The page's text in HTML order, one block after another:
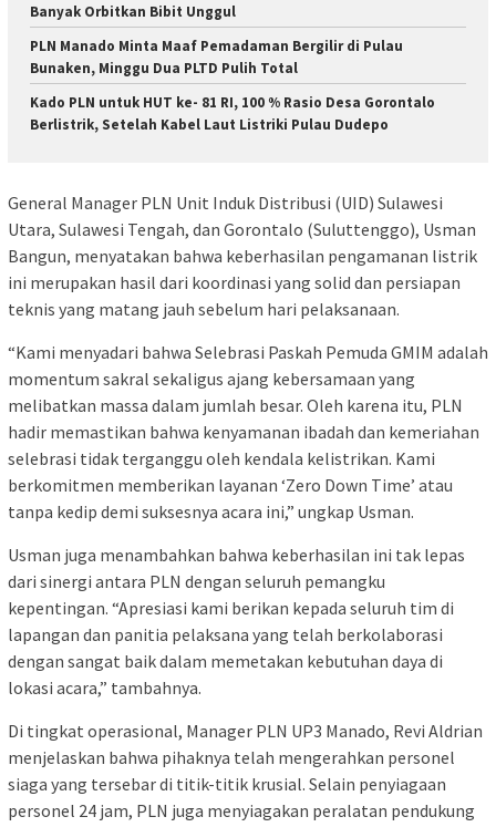
Banyak Orbitkan Bibit Unggul
PLN Manado Minta Maaf Pemadaman Bergilir di Pulau
Bunaken, Minggu Dua PLTD Pulih Total
Kado PLN untuk HUT ke- 81 RI, 100 % Rasio Desa Gorontalo
Berlistrik, Setelah Kabel Laut Listriki Pulau Dudepo
General Manager PLN Unit Induk Distribusi (UID) Sulawesi
Utara, Sulawesi Tengah, dan Gorontalo (Suluttenggo), Usman
Bangun, menyatakan bahwa keberhasilan pengamanan listrik
ini merupakan hasil dari koordinasi yang solid dan persiapan
teknis yang matang jauh sebelum hari pelaksanaan.
“Kami menyadari bahwa Selebrasi Paskah Pemuda GMIM adalah
momentum sakral sekaligus ajang kebersamaan yang
melibatkan massa dalam jumlah besar. Oleh karena itu, PLN
hadir memastikan bahwa kenyamanan ibadah dan kemeriahan
selebrasi tidak terganggu oleh kendala kelistrikan. Kami
berkomitmen memberikan layanan ‘Zero Down Time’ atau
tanpa kedip demi suksesnya acara ini,” ungkap Usman.
Usman juga menambahkan bahwa keberhasilan ini tak lepas
dari sinergi antara PLN dengan seluruh pemangku
kepentingan. “Apresiasi kami berikan kepada seluruh tim di
lapangan dan panitia pelaksana yang telah berkolaborasi
dengan sangat baik dalam memetakan kebutuhan daya di
lokasi acara,” tambahnya.
Di tingkat operasional, Manager PLN UP3 Manado, Revi Aldrian
menjelaskan bahwa pihaknya telah mengerahkan personel
siaga yang tersebar di titik-titik krusial. Selain penyiagaan
personel 24 jam, PLN juga menyiagakan peralatan pendukung